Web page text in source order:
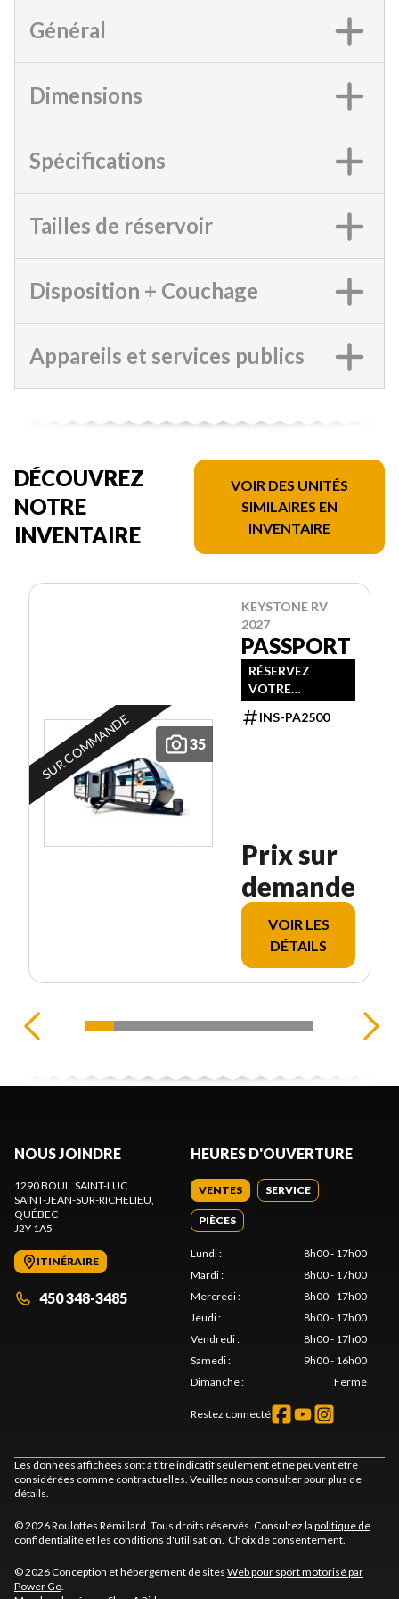
Général
Dimensions
Spécifications
Tailles de réservoir
Disposition + Couchage
Appareils et services publics
DÉCOUVREZ
NOTRE
INVENTAIRE
VOIR DES UNITÉS
SIMILAIRES EN
INVENTAIRE
35
SUR COMMANDE
KEYSTONE RV
2027
PASSPORT
RÉSERVEZ
VOTRE
RENDEZ-VOUS
POUR LE
INS-PA2500
Prix sur
demande
VOIR LES
DÉTAILS
NOUS JOINDRE
1290 BOUL. SAINT-LUC
SAINT-JEAN-SUR-RICHELIEU
QUÉBEC
J2Y 1A5
ITINÉRAIRE
450 348-3485
HEURES D'OUVERTURE
VENTES SERVICE
PIÈCES
Lundi:
8h00 - 17h00
Mardi:
8h00 - 17h00
Mercredi:
8h00 - 17h00
Jeudi:
8h00 - 17h00
Vendredi:
8h00 - 17h00
Samedi:
9h00 - 16h00
Dimanche: Fermé
Restez connecté
Les données affichées sont à titre indicatif seulement et ne peuvent être
considérées comme contractuelles. Veuillez nous consulter pour plus de
détails.
© 2026 Roulottes Rémillard. Tous droits réservés. Consultez la politique de
confidentialité et les conditions d'utilisation Choix de consentement.
© 2026 Conception et hébergement de sites Web pour sport motorisé par
Power Go